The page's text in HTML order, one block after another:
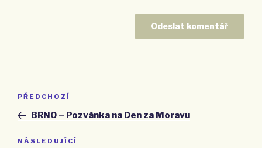
Navigace
Předchozí
příspěvek
PŘEDCHOZÍ
BRNO – Pozvánka na Den za Moravu
Následující
NÁSLEDUJÍCÍ